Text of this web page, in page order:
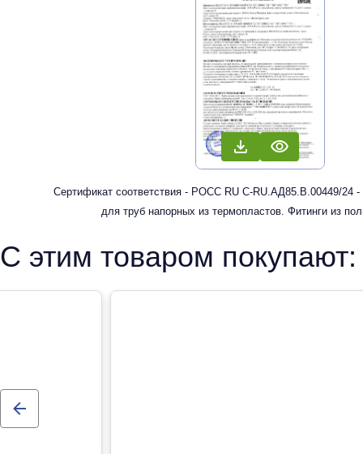
Сертификат соответствия - РОСС RU С-RU.АД85.В.00449/24
для труб напорных из термопластов. Фитинги из
отопления
С этим товаром покупают: